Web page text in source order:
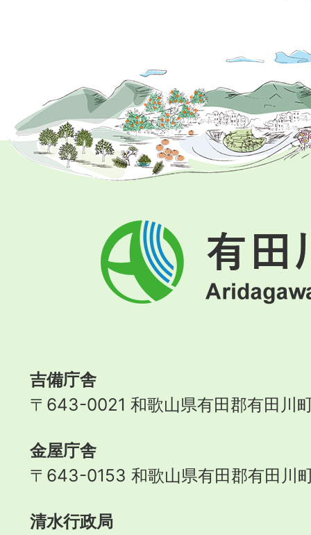
有
田
川
町
吉備庁舎
〒643-0021 和歌山県有田郡有田川
金屋庁舎
〒643-0153 和歌山県有田郡有田川
清水行政局